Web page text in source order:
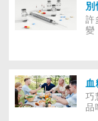
許
變
打
痛
後
巧
品